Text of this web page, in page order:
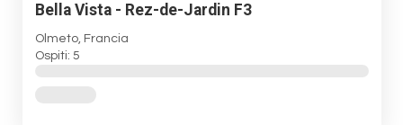
Bella Vista - Rez-de-Jardin F3
Olmeto, Francia
Ospiti: 5